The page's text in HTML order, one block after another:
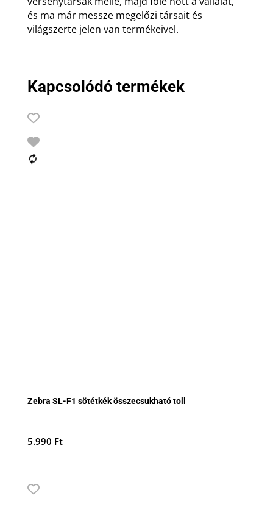
és ma már messze megelőzi társait és
világszerte jelen van termékeivel.
Kapcsolódó termékek
Zebra SL-F1 sötétkék összecsukható toll
5.990 Ft